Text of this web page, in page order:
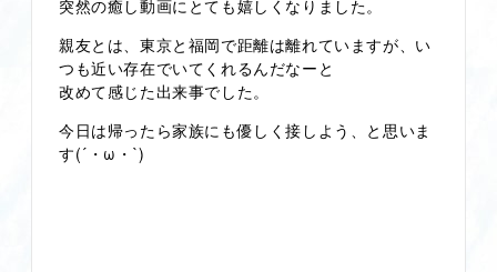
突然の癒し動画にとても嬉しくなりました。
親友とは、東京と福岡で距離は離れていますが、い
つも近い存在でいてくれるんだなーと
改めて感じた出来事でした。
今日は帰ったら家族にも優しく接しよう、と思いま
す(´・ω・`)